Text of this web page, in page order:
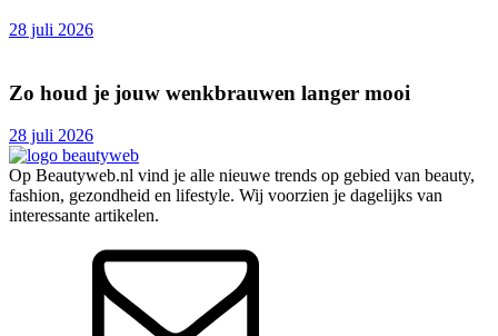
28 juli 2026
Zo houd je jouw wenkbrauwen langer mooi
28 juli 2026
Op Beautyweb.nl vind je alle nieuwe trends op gebied van beauty,
fashion, gezondheid en lifestyle. Wij voorzien je dagelijks van
interessante artikelen.